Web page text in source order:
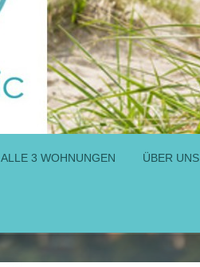
ALLE 3 WOHNUNGEN ÜBER UNS